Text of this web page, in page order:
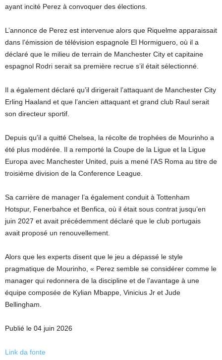
ayant incité Perez à convoquer des élections.
L’annonce de Perez est intervenue alors que Riquelme apparaissait
dans l’émission de télévision espagnole El Hormiguero, où il a
déclaré que le milieu de terrain de Manchester City et capitaine
espagnol Rodri serait sa première recrue s’il était sélectionné.
Il a également déclaré qu’il dirigerait l’attaquant de Manchester City
Erling Haaland et que l’ancien attaquant et grand club Raul serait
son directeur sportif.
Depuis qu’il a quitté Chelsea, la récolte de trophées de Mourinho a
été plus modérée. Il a remporté la Coupe de la Ligue et la Ligue
Europa avec Manchester United, puis a mené l’AS Roma au titre de
troisième division de la Conference League.
Sa carrière de manager l’a également conduit à Tottenham
Hotspur, Fenerbahce et Benfica, où il était sous contrat jusqu’en
juin 2027 et avait précédemment déclaré que le club portugais
avait proposé un renouvellement.
Alors que les experts disent que le jeu a dépassé le style
pragmatique de Mourinho, « Perez semble se considérer comme le
manager qui redonnera de la discipline et de l’avantage à une
équipe composée de Kylian Mbappe, Vinicius Jr et Jude
Bellingham.
Publié le 04 juin 2026
Link da fonte